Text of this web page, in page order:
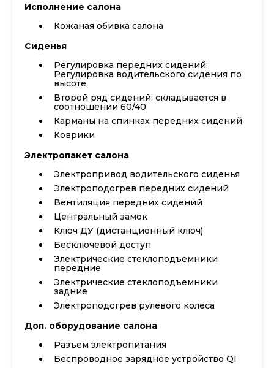
Исполнение салона
Кожаная обивка салона
Сиденья
Регулировка передних сидений:
Регулировка водительского сидения по
высоте
Второй ряд сидений: складывается в
соотношении 60/40
Карманы на спинках передних сидений
Коврики
Электропакет салона
Электропривод водительского сиденья
Электроподогрев передних сидений
Вентиляция передних сидений
Центральный замок
Ключ ДУ (дистанционный ключ)
Бесключевой доступ
Электрические стеклоподъемники
передние
Электрические стеклоподъемники
задние
Электроподогрев рулевого колеса
Доп. оборудование салона
Разъем электропитания
Беспроводное зарядное устройство QI